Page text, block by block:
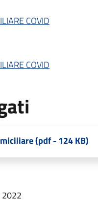
COVID
COVID
(pdf - 124 KB)
2022